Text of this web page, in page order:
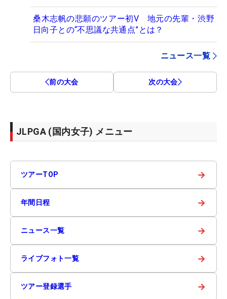
桑木志帆の悲願のツアー初V 地元の先輩・渋野
日向子との“不思議な共通点”とは？
ニュース一覧
前の大会 次の大会
JLPGA (国内女子) メニュー
ツアーTOP →
年間日程 →
ニュース一覧 →
ライブフォト一覧 →
ツアー登録選手 →